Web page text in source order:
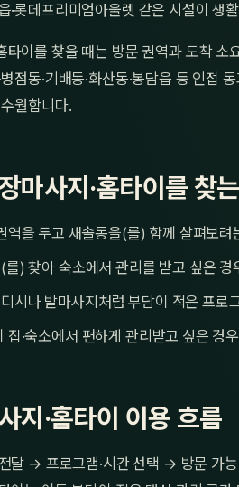
·롯데프리미엄아울렛 같은 시설이 생
타이를 찾을 때는 방문 권역과 도착 소
점동·기배동·화산동·봉담읍 등 인접
월합니다.
마사지·홈타이를 찾
역을 두고 새솔동을(를) 함께 살펴보려
) 찾아 숙소에서 관리를 받고 싶은 경
시나 발마사지처럼 부담이 적은 프로
집·숙소에서 편하게 관리받고 싶은 경우
지·홈타이 이용 흐름
달 → 프로그램·시간 선택 → 방문 가